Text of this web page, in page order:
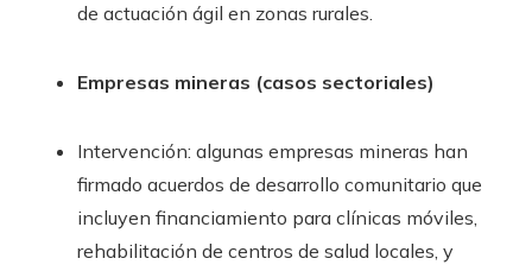
de actuación ágil en zonas rurales.
Empresas mineras (casos sectoriales)
Intervención: algunas empresas mineras han
firmado acuerdos de desarrollo comunitario que
incluyen financiamiento para clínicas móviles,
rehabilitación de centros de salud locales, y